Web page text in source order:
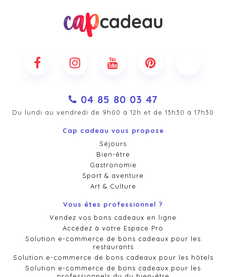
04 85 80 03 47
Du lundi au vendredi de 9h00 à 12h et de 13h30 à 17h30
Cap cadeau vous propose
Séjours
Bien-être
Gastronomie
Sport & aventure
Art & Culture
Vous êtes professionnel ?
Vendez vos bons cadeaux en ligne
Accédez à votre Espace Pro
Solution e-commerce de bons cadeaux pour les
restaurants
Solution e-commerce de bons cadeaux pour les hôtels
Solution e-commerce de bons cadeaux pour les